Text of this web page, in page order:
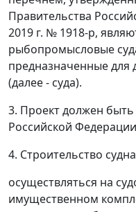
Правительства
2019 г. № 1918-р,
рыбопромысловые
предназначенные для
(далее - суда).
3. Проект должен
Российской
4. Строительство
осуществляться на
имущественном